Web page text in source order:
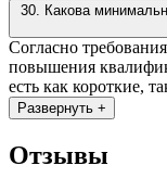
30. Какова
Согласно
повышения
есть как короткие,
Развернуть +
Отзывы